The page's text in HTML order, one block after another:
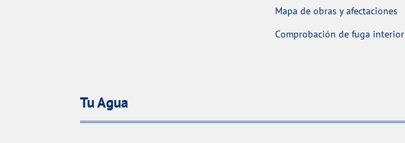
Mapa de obras y afectaciones
Comprobación de fuga interior
Tu Agua